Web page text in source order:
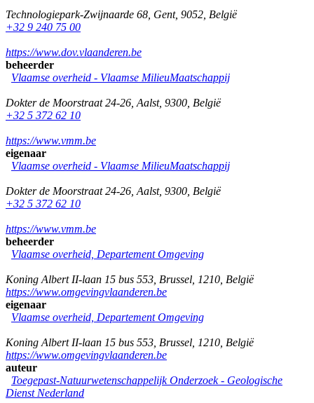
Technologiepark-Zwijnaarde 68 Gent, 9052 België
+32 9 240 75 00
https://www.dov.vlaanderen.be
beheerder
Vlaamse overheid - Vlaamse MilieuMaatschappij
Dokter de Moorstraat 24-26 Aalst, 9300 België
+32 5 372 62 10
https://www.vmm.be
eigenaar
Vlaamse overheid - Vlaamse MilieuMaatschappij
Dokter de Moorstraat 24-26 Aalst, 9300 België
+32 5 372 62 10
https://www.vmm.be
beheerder
Vlaamse overheid, Departement Omgeving
Koning Albert II-laan 15 bus 553 Brussel 1210 België
https://www.omgevingvlaanderen.be
eigenaar
Vlaamse overheid, Departement Omgeving
Koning Albert II-laan 15 bus 553 Brussel 1210 België
https://www.omgevingvlaanderen.be
auteur
Toegepast-Natuurwetenschappelijk Onderzoek - Geologische
Dienst Nederland